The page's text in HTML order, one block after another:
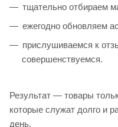
тщательно отбираем
ежегодно обновляем
прислушиваемся к
совершенствуемся.
Результат — товары
которые служат долго и
день.